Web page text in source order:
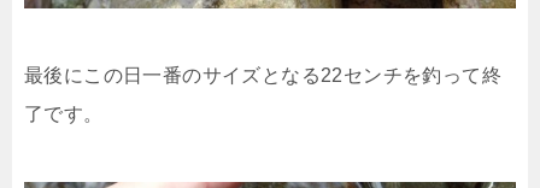
最後にこの日一番のサイズとなる22センチを釣って終
了です。